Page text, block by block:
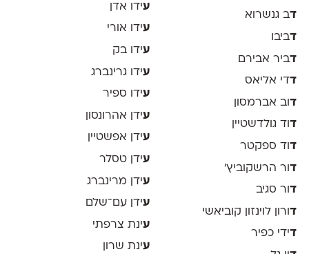
דב גנשרוא
דביבו
דביר אבירם
דדי אליאס
דוב אברמסון
דוד גולדשטיין
דוד ספקטר
דור הרשקוביץ׳
דור סגיב
דורון לוינזון קוביאשי
דידי כפיר
עידו אדן
עידו אורי
עידו בק
עידו גרינברג
עידו ספיר
עידן אהרונסון
עידן אפשטיין
עידן טסלר
עידן מרינברג
עידן עם־שלם
עינת צרפתי
עינת שרון